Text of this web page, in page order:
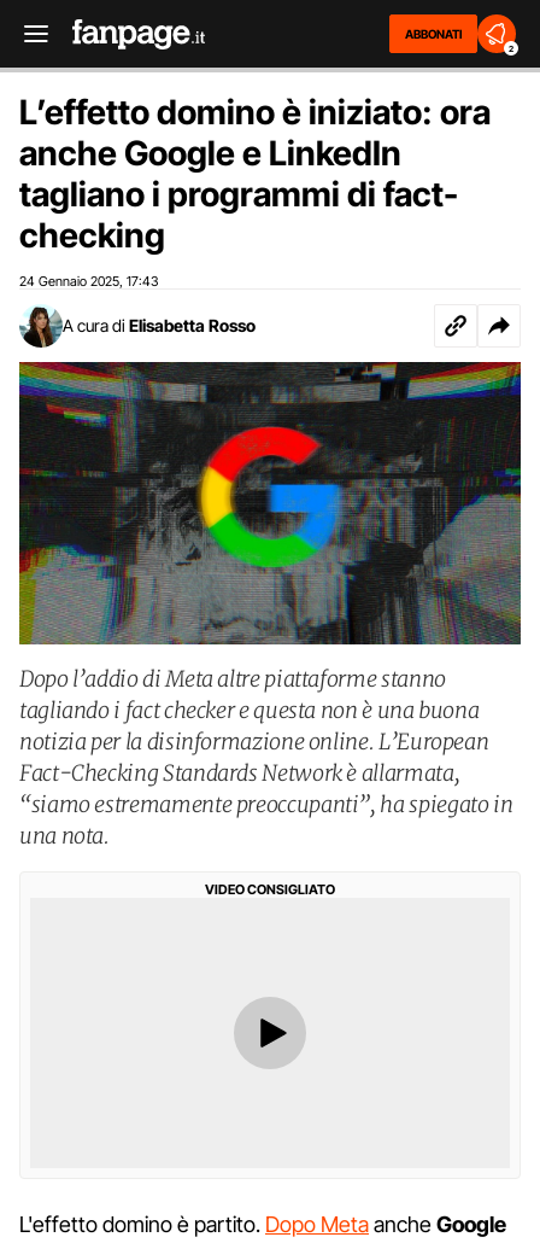
ABBONATI
2
L’effetto domino è iniziato: ora
anche Google e LinkedIn
tagliano i programmi di fact-
checking
24 Gennaio 2025 17:43
A cura di Elisabetta Rosso
Dopo l’addio di Meta altre piattaforme stanno
tagliando i fact checker e questa non è una buona
notizia per la disinformazione online. L’European
Fact-Checking Standards Network è allarmata,
“siamo estremamente preoccupanti”, ha spiegato in
una nota.
VIDEO CONSIGLIATO
L'effetto domino è partito. Dopo MetaancheGoogle